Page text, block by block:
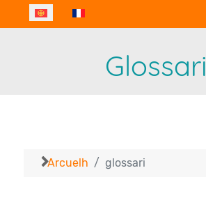
Select your language
Glossari
Arcuelh glossari